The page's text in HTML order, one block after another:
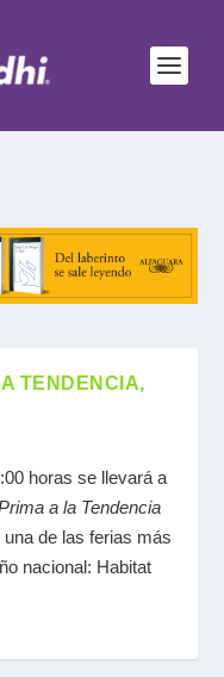
TENDENCIA,
horas se llevará a
a la Tendencia
de las ferias más
nacional: Habitat